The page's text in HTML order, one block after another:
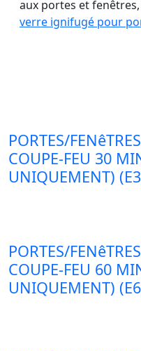
aux portes et
verre ignifugé pour
PORTES/
COUPE-FEU 30
UNIQUEMENT)
PORTES/
COUPE-FEU 60
UNIQUEMENT)